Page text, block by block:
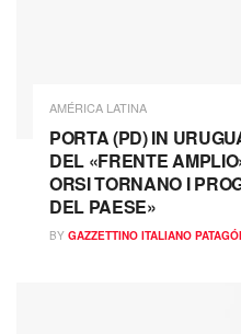
AMÉRICA LATINA
PORTA (PD) IN
DEL «FRENTE
ORSI TORNANO I
DEL PAESE»
BY GAZZETTINO ITALIANO